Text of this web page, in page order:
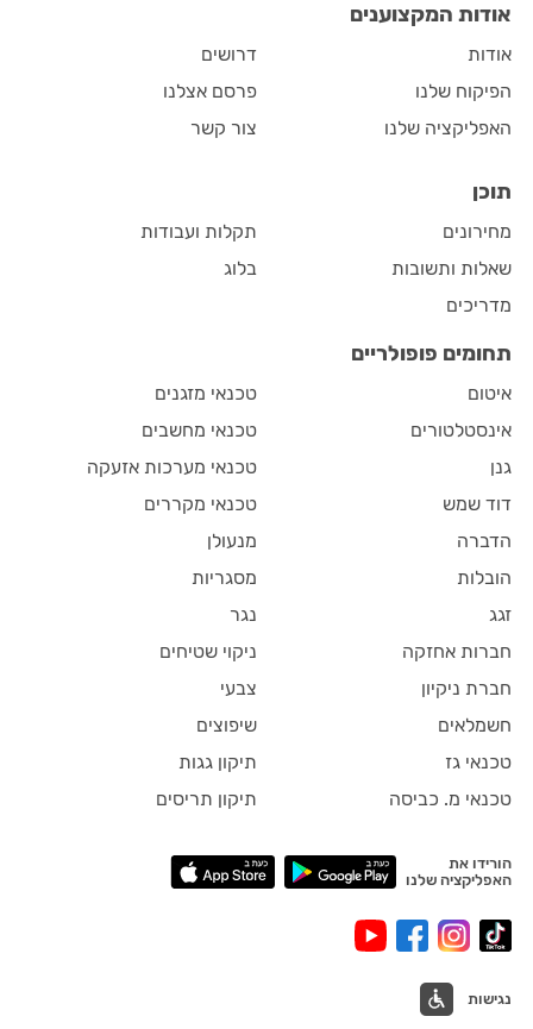
אודות המקצוענים
אודות
הפיקוח שלנו
האפליקציה שלנו
דרושים
פרסם אצלנו
צור קשר
תוכן
מחירונים
שאלות ותשובות
מדריכים
תקלות ועבודות
בלוג
תחומים פופולריים
איטום
אינסטלטורים
גנן
דוד שמש
הדברה
הובלות
זגג
חברות אחזקה
חברת ניקיון
חשמלאים
טכנאי גז
טכנאי מ. כביסה
טכנאי מזגנים
טכנאי מחשבים
טכנאי מערכות אזעקה
טכנאי מקררים
מנעולן
מסגריות
נגר
ניקוי שטיחים
צבעי
שיפוצים
תיקון גגות
תיקון תריסים
הורידו את
האפליקציה שלנו
נגישות